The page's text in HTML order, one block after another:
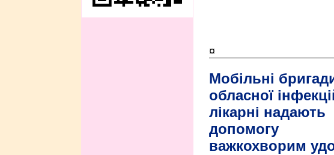
¤
Мобільні
обласної
лікарні надають
допомогу
важкохворим